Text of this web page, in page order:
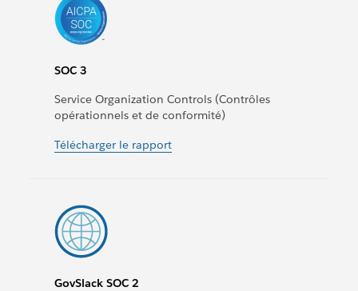
SOC 3
Service Organization Controls (Contrôles
opérationnels et de conformité)
Télécharger le rapport
GovSlack SOC 2